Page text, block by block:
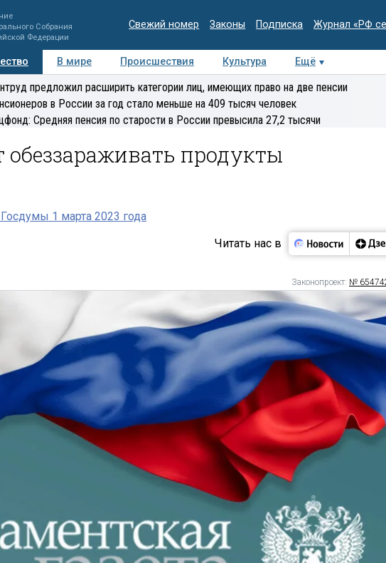
Собрания
Федерации
Свежий номер Законы Подписка Журнал «РФ
В мире Происшествия Культура
Ещё
Регионы Медиацентр Интервью Колумнисты
предложил расширить категории лиц, имеющих право на две пенсии
в России за год стало меньше на 409 тысяч человек
Средняя пенсия по старости в России превысила 27,2 тысячи
обеззараживать продукты
1 марта 2023 года
Читать нас в
Законопроект: №